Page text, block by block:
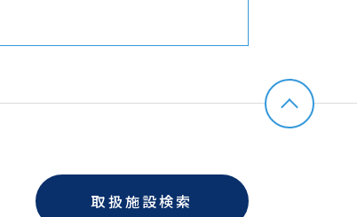
取扱施設検索